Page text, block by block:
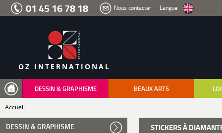
Aller
menu
recherche
01 45 16 78 18 Nous contacter Langue
OZ INTERNATIONAL
DESSIN & GRAPHISME BEAUX ARTS
Accueil
DESSIN & GRAPHISME
STICKERS À